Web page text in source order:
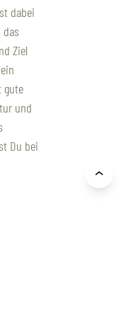
dabei
Ziel
gute
und
Du bei